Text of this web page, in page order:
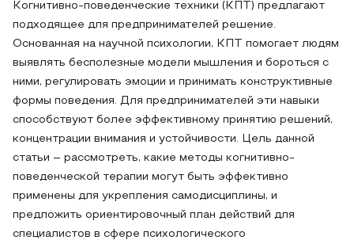
Когнитивно-поведенческие техники (КПТ) предлагают
подходящее для предпринимателей решение.
Основанная на научной психологии, КПТ помогает людям
выявлять бесполезные модели мышления и бороться с
ними, регулировать эмоции и принимать конструктивные
формы поведения. Для предпринимателей эти навыки
способствуют более эффективному принятию решений,
концентрации внимания и устойчивости. Цель данной
статьи – рассмотреть, какие методы когнитивно-
поведенческой терапии могут быть эффективно
применены для укрепления самодисциплины, и
предложить ориентировочный план действий для
специалистов в сфере психологического